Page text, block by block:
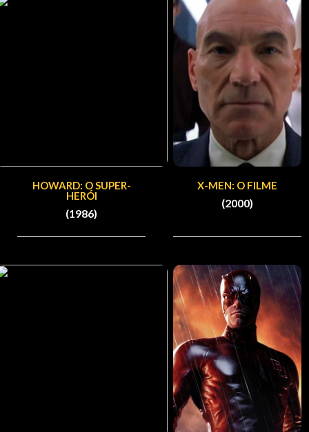
HOWARD: O SUPER-
HERÓI
(1986)
X-MEN: O FILME
(2000)